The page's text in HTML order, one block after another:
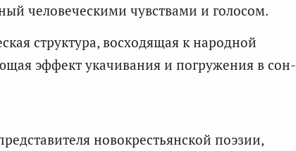
человеческими чувствами и голосом.
структура, восходящая к народной
эффект укачивания и погружения в сон-
новокрестьянской поэзии,